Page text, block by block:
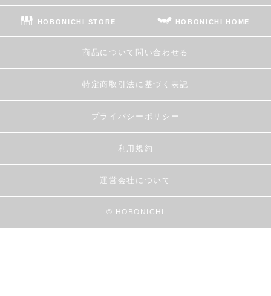
HOBONICHI STORE HOBONICHI HOME
商品について問い合わせる
特定商取引法に基づく表記
プライバシーポリシー
利用規約
運営会社について
© HOBONICHI